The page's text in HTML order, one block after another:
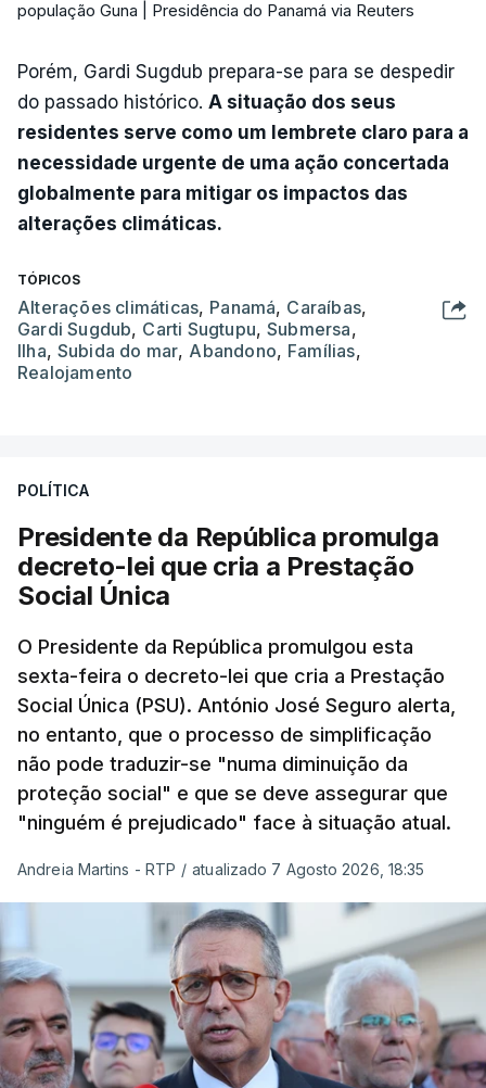
população Guna | Presidência do Panamá via Reuters
Porém, Gardi Sugdub prepara-se para se despedir
do passado histórico. A situação dos seus
residentes serve como um lembrete claro para a
necessidade urgente de uma ação concertada
globalmente para mitigar os impactos das
alterações climáticas.
TÓPICOS
Alterações climáticas, Panamá, Caraíbas,
Gardi Sugdub, Carti Sugtupu,Submersa,
Ilha, Subida do mar, Abandono, Famílias,
Realojamento
POLÍTICA
Presidente da República promulga
decreto-lei que cria a Prestação
Social Única
O Presidente da República promulgou esta
sexta-feira o decreto-lei que cria a Prestação
Social Única (PSU). António José Seguro alerta,
no entanto, que o processo de simplificação
não pode traduzir-se "numa diminuição da
proteção social" e que se deve assegurar que
"ninguém é prejudicado" face à situação atual.
Andreia Martins - RTP / atualizado 7 Agosto 2026, 18:35